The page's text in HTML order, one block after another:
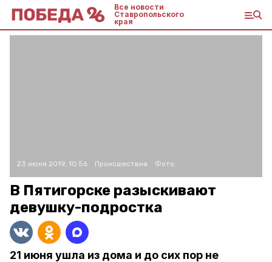
Все новости
Ставропольского
края
23 июня 2019, 10:56 Происшествия Фото:
В Пятигорске разыскивают
девушку-подростка
21 июня ушла из дома и до сих пор не